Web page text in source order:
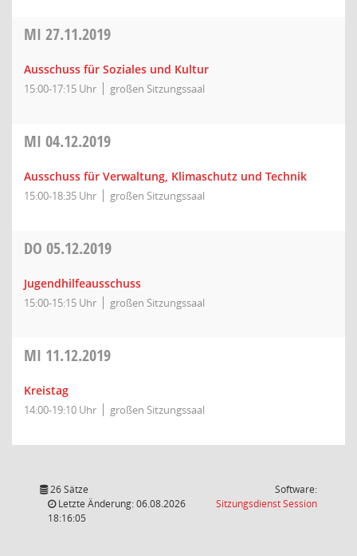
MI 27.11.2019
Ausschuss für Soziales und Kultur
15:00-17:15 Uhr großen Sitzungssaal
MI 04.12.2019
Ausschuss für Verwaltung, Klimaschutz und Technik
15:00-18:35 Uhr großen Sitzungssaal
DO 05.12.2019
Jugendhilfeausschuss
15:00-15:15 Uhr großen Sitzungssaal
MI 11.12.2019
Kreistag
14:00-19:10 Uhr großen Sitzungssaal
26 Sätze
Letzte Änderung: 06.08.2026
18:16:05
Software:
SitzungsdienstSession(Wird in